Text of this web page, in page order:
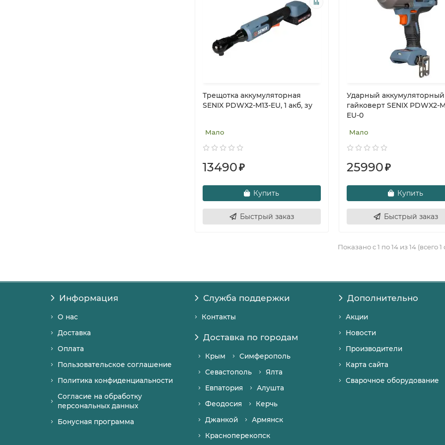
Трещотка аккумуляторная
SENIX PDWX2-M13-EU, 1 акб, зу
Мало
13490₽
Купить
Быстрый заказ
Ударный аккумуляторный
гайковерт SENIX PDWX2-
EU-0
Мало
25990₽
Купить
Быстрый заказ
Показано с 1 по 14 из 14 (всего
Информация
О нас
Доставка
Оплата
Пользовательское соглашение
Политика конфиденциальности
Согласие на обработку
персональных данных
Бонусная программа
Служба поддержки
Контакты
Доставка по городам
Крым
Симферополь
Севастополь
Ялта
Евпатория
Алушта
Феодосия
Керчь
Джанкой
Армянск
Красноперекопск
Дополнительно
Акции
Новости
Производители
Карта сайта
Сварочное оборудование